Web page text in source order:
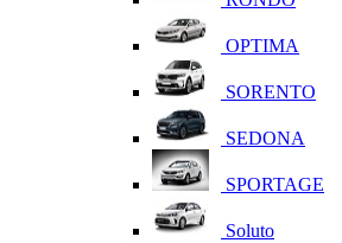
OPTIMA
SORENTO
SEDONA
SPORTAGE
Soluto